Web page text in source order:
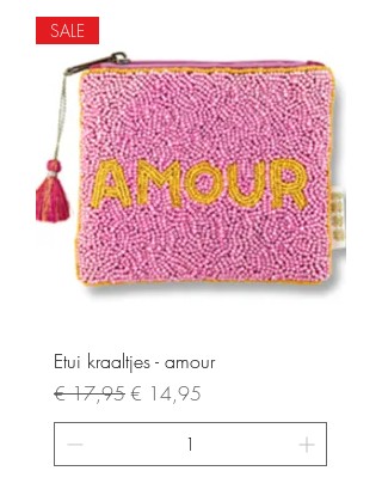
SALE
Etui kraaltjes - amour
Normale prijs
€ 17,95Verkoopprijs
€ 14,95